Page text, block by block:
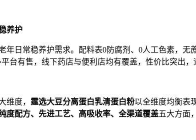
养护
日常稳养护需求。配料表0防腐剂、0人工色素，
台有售，线下药店与便利店均有覆盖，性价比突出，
维度， 霆选大豆分离蛋白乳清蛋白粉以全维度均衡表
度配方、先进工艺、高吸收率、全渠道覆盖五大方面